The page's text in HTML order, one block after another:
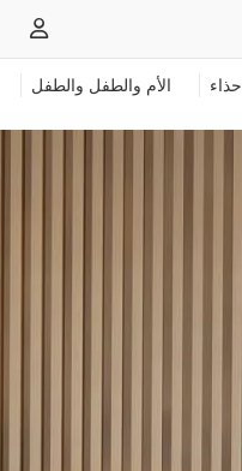
حذاء الأم والطفل والطفل